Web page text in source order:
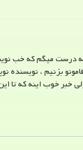
درست میگم که خب
بزنیم ، نویسنده
خبر خوب اینه که تا